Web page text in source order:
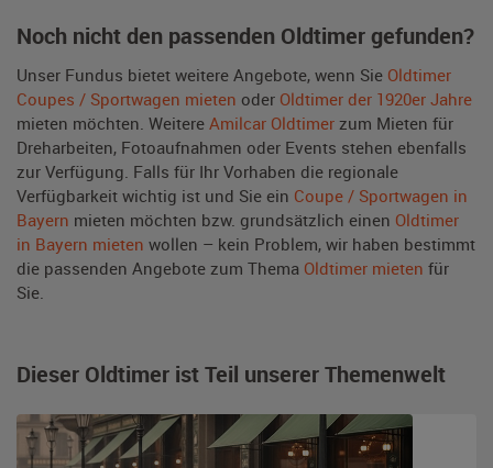
Noch nicht den passenden Oldtimer gefunden?
Unser Fundus bietet weitere Angebote, wenn Sie Oldtimer
Coupes / Sportwagen mieten oder Oldtimer der 1920er Jahre
mieten möchten. Weitere Amilcar Oldtimer zum Mieten für
Dreharbeiten, Fotoaufnahmen oder Events stehen ebenfalls
zur Verfügung. Falls für Ihr Vorhaben die regionale
Verfügbarkeit wichtig ist und Sie ein Coupe / Sportwagen in
Bayern mieten möchten bzw. grundsätzlich einen Oldtimer
in Bayern mieten wollen – kein Problem, wir haben bestimmt
die passenden Angebote zum Thema Oldtimer mieten für
Sie.
Dieser Oldtimer ist Teil unserer Themenwelt